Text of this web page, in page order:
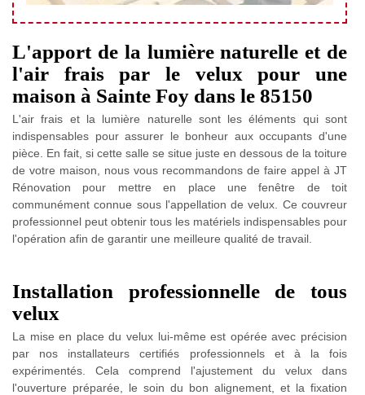
L'apport de la lumière naturelle et de
l'air frais par le velux pour une
maison à Sainte Foy dans le 85150
L'air frais et la lumière naturelle sont les éléments qui sont
indispensables pour assurer le bonheur aux occupants d'une
pièce. En fait, si cette salle se situe juste en dessous de la toiture
de votre maison, nous vous recommandons de faire appel à JT
Rénovation pour mettre en place une fenêtre de toit
communément connue sous l'appellation de velux. Ce couvreur
professionnel peut obtenir tous les matériels indispensables pour
l'opération afin de garantir une meilleure qualité de travail.
Installation professionnelle de tous
velux
La mise en place du velux lui-même est opérée avec précision
par nos installateurs certifiés professionnels et à la fois
expérimentés. Cela comprend l'ajustement du velux dans
l'ouverture préparée, le soin du bon alignement, et la fixation